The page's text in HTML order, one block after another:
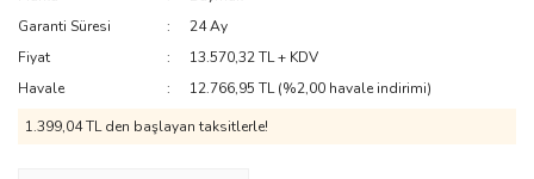
Garanti Süresi
24 Ay
Fiyat
13.570,32 TL + KDV
Havale
12.766,95 TL (%2,00 havale indirimi)
1.399,04 TL den başlayan taksitlerle!